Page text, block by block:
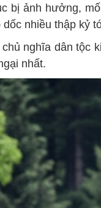
bị ảnh hưởng,
nhiều thập kỷ
chủ nghĩa dân tộc
nhất.